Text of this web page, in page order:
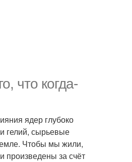
что когда-
ядер глубоко
гелий, сырьевые
Чтобы мы жили,
произведены за счёт